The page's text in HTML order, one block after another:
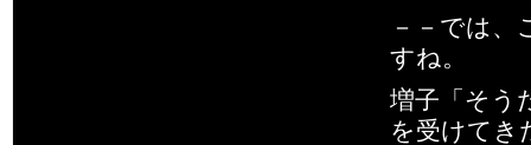
－－では、
すね。
増子「そう
を受けてき